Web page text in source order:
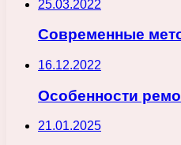
25.03.2022
Современные
16.12.2022
Особенности
21.01.2025